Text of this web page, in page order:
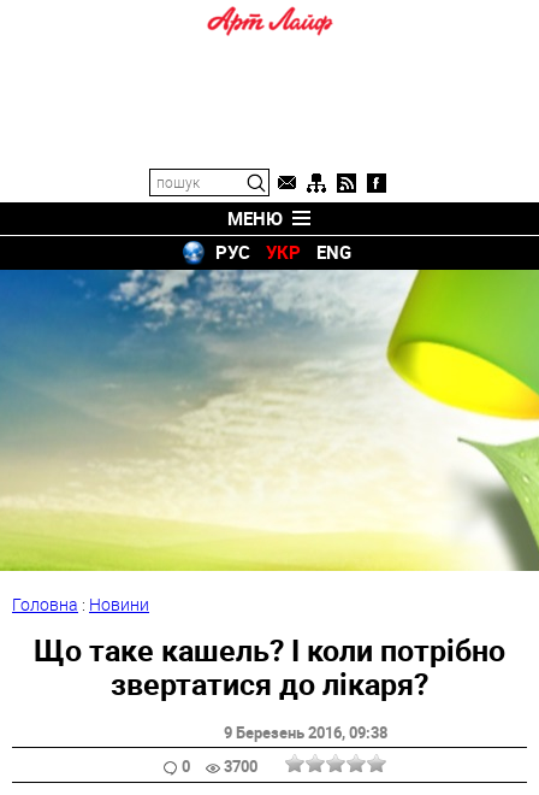
МЕНЮ
РУС
УКР ENG
Головна : Новини
Що таке кашель? І коли потрібно
звертатися до лікаря?
9 Березень 2016, 09:38
0
3700